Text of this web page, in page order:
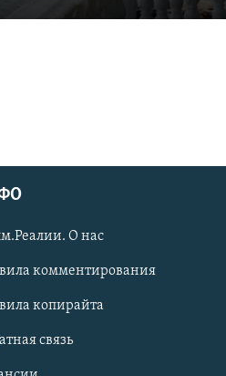
О нас
комментирования
копирайта
связь